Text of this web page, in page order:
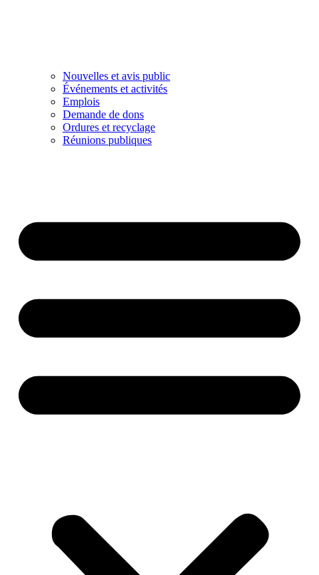
Nouvelles et avis public
Événements et activités
Emplois
Demande de dons
Ordures et recyclage
Réunions publiques